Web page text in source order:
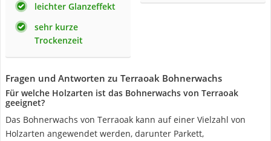
leichter Glanzeffekt
sehr kurze
Trockenzeit
Fragen und Antworten zu Terraoak Bohnerwachs
Für welche Holzarten ist das Bohnerwachs von Terraoak
geeignet?
Das Bohnerwachs von Terraoak kann auf einer Vielzahl von
Holzarten angewendet werden, darunter Parkett,